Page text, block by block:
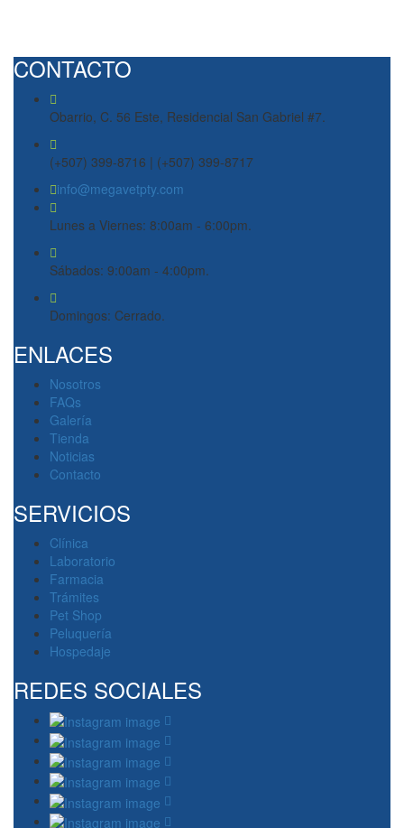
CONTACTO
Obarrio, C. 56 Este, Residencial San Gabriel #7.
(+507) 399-8716 | (+507) 399-8717
info@megavetpty.com
Lunes a Viernes: 8:00am - 6:00pm.
Sábados: 9:00am - 4:00pm.
Domingos: Cerrado.
ENLACES
Nosotros
FAQs
Galería
Tienda
Noticias
Contacto
SERVICIOS
Clínica
Laboratorio
Farmacia
Trámites
Pet Shop
Peluquería
Hospedaje
REDES SOCIALES